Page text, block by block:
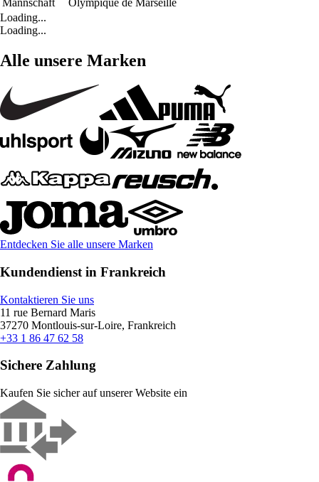
Mannschaft
Olympique de Marseille
Loading...
Loading...
Alle unsere Marken
Entdecken Sie alle unsere Marken
Kundendienst in Frankreich
Kontaktieren Sie uns
11 rue Bernard Maris
37270 Montlouis-sur-Loire, Frankreich
+33 1 86 47 62 58
Sichere Zahlung
Kaufen Sie sicher auf unserer Website ein